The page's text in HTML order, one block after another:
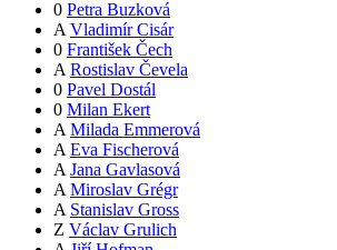
0 Petra Buzková
A Vladimír Cisár
0 František Čech
A Rostislav Čevela
0 Pavel Dostál
0 Milan Ekert
A Milada Emmerová
A Eva Fischerová
A Jana Gavlasová
A Miroslav Grégr
A Stanislav Gross
Z Václav Grulich